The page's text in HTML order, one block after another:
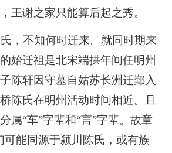
王谢之家只能算后起之秀。
，不知何时迁来。就同时期来
始迁祖是北宋端拱年间任明州
陈轩因守墓自姑苏长洲迁鄞入
陈氏在明州活动时间相近。且
属“车”字辈和“言”字辈。故章
可能同源于颍川陈氏，或有族